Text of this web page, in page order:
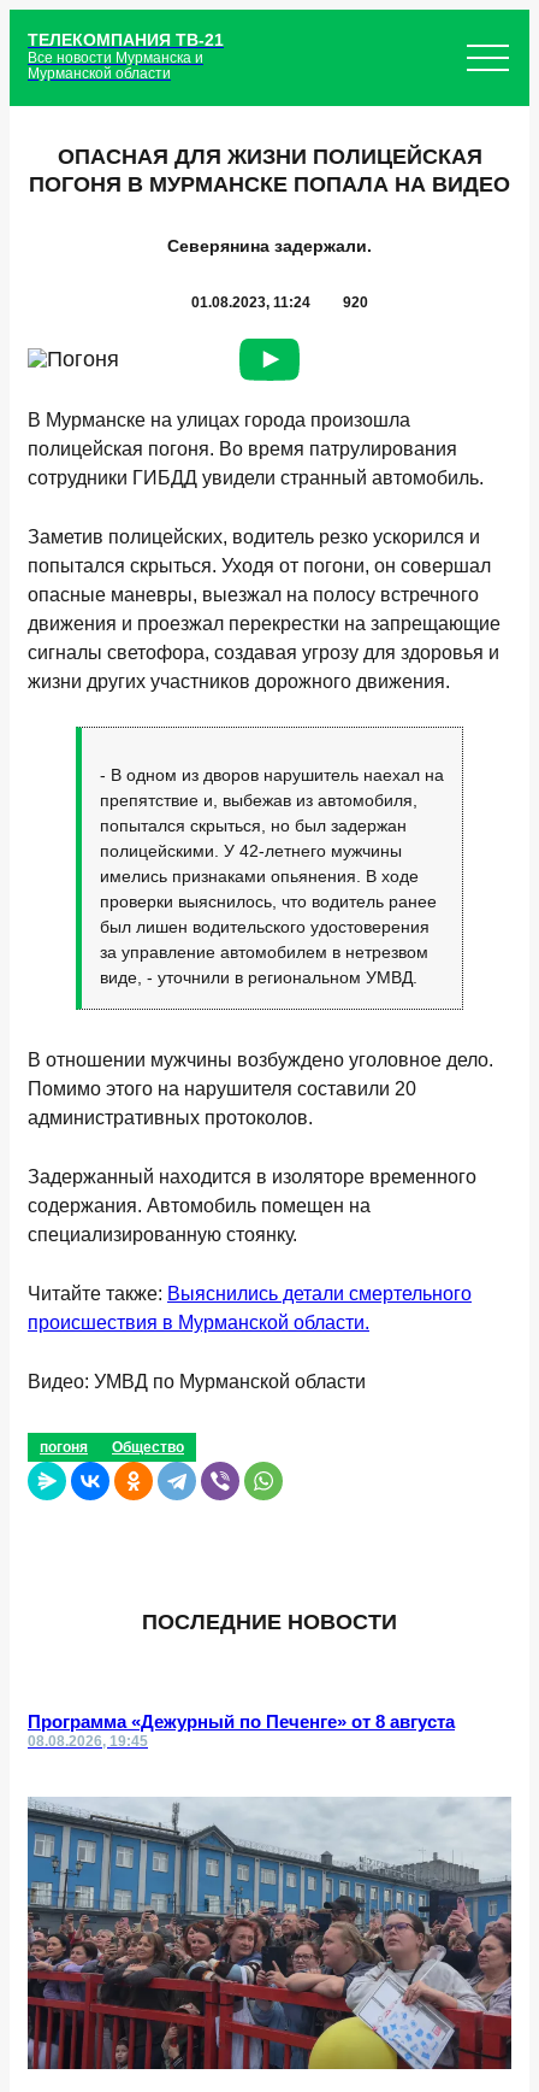
ТЕЛЕКОМПАНИЯ ТВ-21
Все новости Мурманска и
Мурманской области
ОПАСНАЯ ДЛЯ ЖИЗНИ ПОЛИЦЕЙСКАЯ
ПОГОНЯ В МУРМАНСКЕ ПОПАЛА НА ВИДЕО
Северянина задержали.
01.08.2023, 11:24 920
В Мурманске на улицах города произошла
полицейская погоня. Во время патрулирования
сотрудники ГИБДД увидели странный автомобиль.
Заметив полицейских, водитель резко ускорился и
попытался скрыться. Уходя от погони, он совершал
опасные маневры, выезжал на полосу встречного
движения и проезжал перекрестки на запрещающие
сигналы светофора, создавая угрозу для здоровья и
жизни других участников дорожного движения.
- В одном из дворов нарушитель наехал на
препятствие и, выбежав из автомобиля,
попытался скрыться, но был задержан
полицейскими. У 42-летнего мужчины
имелись признаками опьянения. В ходе
проверки выяснилось, что водитель ранее
был лишен водительского удостоверения
за управление автомобилем в нетрезвом
виде, - уточнили в региональном УМВД.
В отношении мужчины возбуждено уголовное дело.
Помимо этого на нарушителя составили 20
административных протоколов.
Задержанный находится в изоляторе временного
содержания. Автомобиль помещен на
специализированную стоянку.
Читайте также: Выяснились детали смертельного
происшествия в Мурманской области.
Видео: УМВД по Мурманской области
погоня Общество
ПОСЛЕДНИЕ НОВОСТИ
Программа «Дежурный по Печенге» от 8 августа
08.08.2026, 19:45